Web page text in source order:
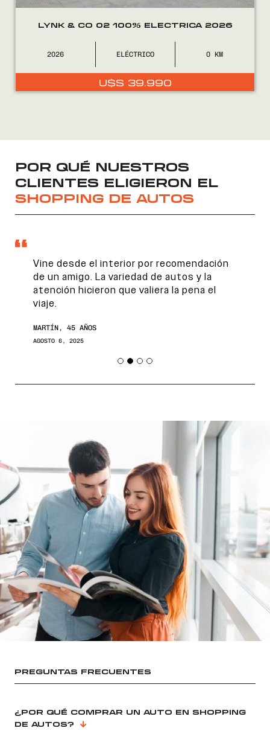
08002525
LYNK & CO 02 100% ELECTRICA 2026
2026 ELÉCTRICO 0
U$S 39.990
POR QUÉ NUESTROS
CLIENTES ELIGIERON EL
SHOPPING DE AUTOS
Vine desde el interior por recomendación
de un amigo. La variedad de autos y la
atención hicieron que valiera la pena el
viaje.
MARTÍN, 45 AÑOS
AGOSTO 6, 2025
PREGUNTAS FRECUENTES
¿POR QUÉ COMPRAR UN AUTO EN SHOPPING
DE AUTOS?